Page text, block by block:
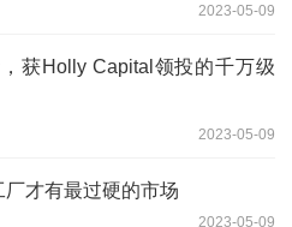
2023-05-09
获Holly Capital领投的千万级
2023-05-09
才有最过硬的市场
2023-05-09